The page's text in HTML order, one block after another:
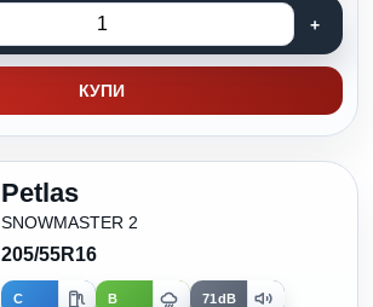
КУПИ
Petlas
SNOWMASTER 2
205/55R16
C B 71dB